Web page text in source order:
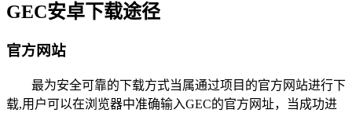
GEC安卓下载途径
官方网站
最为安全可靠的下载方式当属通过项目的官方网站进行下
载,用户可以在浏览器中准确输入GEC的官方网址，当成功进